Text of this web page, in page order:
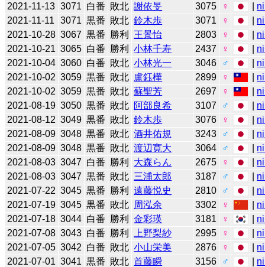
2021-11-13 3071 白番 敗北 謝依旻 3075 ♀
2021-11-11
3071 黒番 敗北 鈴木歩 3071 ♀
2021-10-28 3067 黒番 勝利 王景怡 2803 ♀
2021-10-21 3065 白番 勝利 小林千寿 2437 ♀
2021-10-04 3060 白番 敗北 小林光一 3046 ♂
2021-10-02 3059 黒番 敗北 盧鈺樺 2899 ♀
2021-10-02 3059 黒番 敗北 蘇聖芳 2697 ♀
2021-08-19 3050 黒番 敗北 阿部良希 3107 ♂
2021-08-12 3049 黒番 敗北 鈴木歩 3076 ♀
2021-08-09 3048 黒番 敗北 酒井佑規 3243 ♂
2021-08-09 3048 黒番 敗北 渡辺寛大 3064 ♂
2021-08-03 3047 白番 勝利 大森らん 2675 ♀
2021-08-03 3047 黒番 敗北 三浦太郎 3187 ♂
2021-07-22 3045 黒番 勝利 遠藤悦史 2810 ♂
2021-07-19 3045 黒番 敗北 周泓余 3302 ♀
2021-07-18 3044 白番 勝利 金彩瑛 3181 ♀
2021-07-08 3043 白番 勝利 上野梨紗 2995 ♀
2021-07-05 3042 白番 敗北 小山栄美 2876 ♀
2021-07-01 3041 黒番 敗北 首藤瞬 3156 ♂